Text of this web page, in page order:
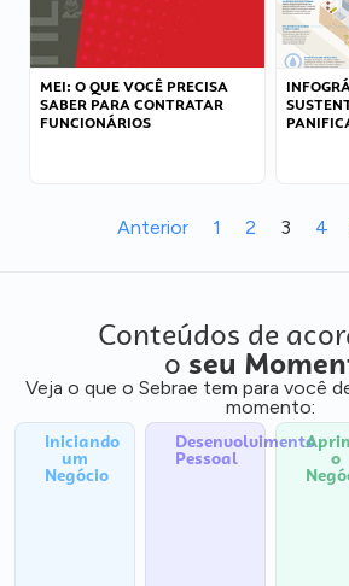
MEI: O QUE VOCÊ PRECISA
SABER PARA CONTRATAR
FUNCIONÁRIOS
Anterior 1 2 3 4
Conteúdos de
o seu
Veja o que o Sebrae tem para você
momento:
Iniciando
um
Negócio
Desenvolvimento
Pessoal o